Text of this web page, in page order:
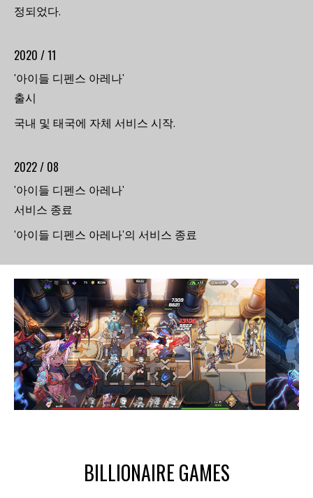
정되었다.
2020 / 11
'아이들 디펜스 아레나'
출시
국내 및 태국에 자체 서비스 시작.
2022 / 08
'아이들 디펜스 아레나'
서비스 종료
'아이들 디펜스 아레나'의 서비스 종료
BILLIONAIRE GAMES